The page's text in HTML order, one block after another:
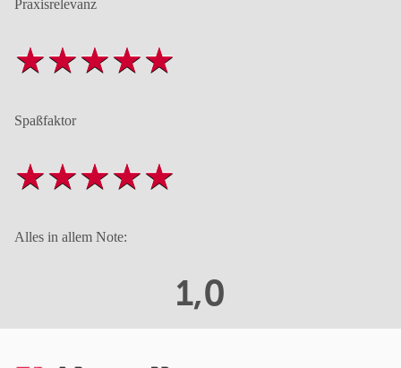
Praxisrelevanz
Spaßfaktor
Alles in allem Note:
1,0